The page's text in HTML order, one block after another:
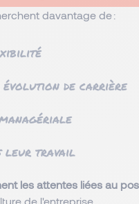
davantage de :
de carrière
leur travail
les attentes liées au
de l'entreprise.